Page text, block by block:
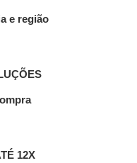
e região
12X